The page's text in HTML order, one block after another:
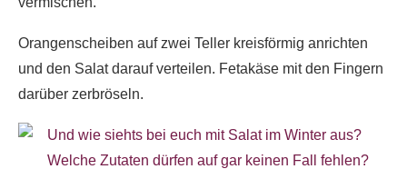
Orangenscheiben auf zwei Teller kreisförmig anrichten
und den Salat darauf verteilen. Fetakäse mit den Fingern
darüber zerbröseln.
Und wie siehts bei euch mit Salat im Winter aus?
Welche Zutaten dürfen auf gar keinen Fall fehlen?